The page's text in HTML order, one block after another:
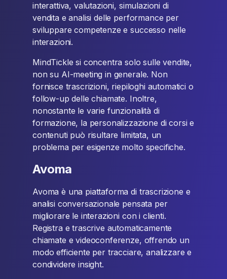
interattiva, valutazioni, simulazioni di
vendita e analisi delle performance per
sviluppare competenze e successo nelle
interazioni.
MindTickle si concentra solo sulle vendite,
non su AI-meeting in generale. Non
fornisce trascrizioni, riepiloghi automatici o
follow-up delle chiamate. Inoltre,
nonostante le varie funzionalità di
formazione, la personalizzazione di corsi e
contenuti può risultare limitata, un
problema per esigenze molto specifiche.
Avoma
Avoma è una piattaforma di trascrizione e
analisi conversazionale pensata per
migliorare le interazioni con i clienti.
Registra e trascrive automaticamente
chiamate e videoconferenze, offrendo un
modo efficiente per tracciare, analizzare e
condividere insight.